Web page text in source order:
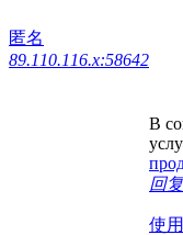
匿名
89.110.116.x:58642
В
回复
使